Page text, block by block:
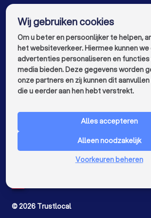
Vochtbestrijders in Mechelen
Vochtbestrijders in Kortrijk
Vochtbestrijders in
Vochtbestrijders in Sint-
Vochtbestrijders in Roeselare
Vochtbestrijders in Beveren
Vochtbestrijders in
VOOR PARTICULIEREN
Nederland
©2026 Trustlocal
Wij gebruiken cookies
Om u beter en persoonlijker te helpen,
het websiteverkeer. Hiermee kunnen
advertenties personaliseren en functies
media bieden. Deze gegevens worden
onze partners en zij kunnen dit
die u eerder aan hen hebt verstrekt.
Alles accepteren
Alleen noodzakelijk
Voorkeuren beheren